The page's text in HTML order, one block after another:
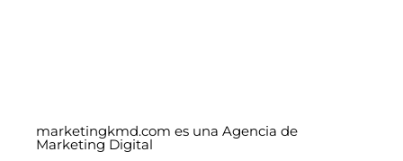
marketingkmd.com es una Agencia de
Marketing Digital